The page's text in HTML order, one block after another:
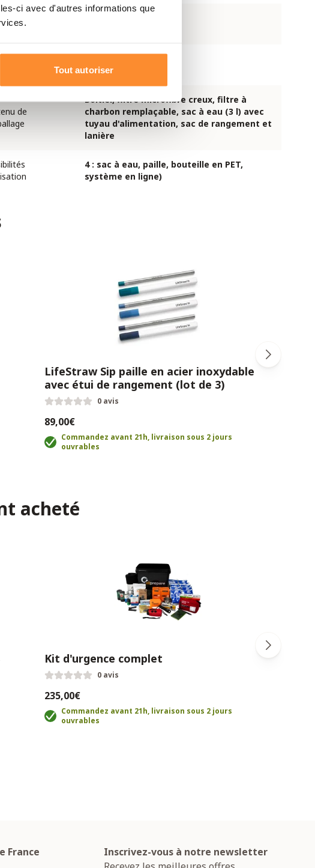
ci avec d'autres informations que
Tout autoriser
3 litres
de
Boîtier, filtre microfibre creux, filtre à
charbon remplaçable, sac à eau (3 l) avec
tuyau d'alimentation, sac de rangement et
lanière
4 : sac à eau, paille, bouteille en PET,
système en ligne)
LifeStraw Sip paille en acier inoxydable
avec étui de rangement (lot de 3)
0 avis
89,00€
Commandez avant 21h, livraison sous 2 jours
ouvrables
acheté
Kit d'urgence complet
0 avis
235,00€
Commandez avant 21h, livraison sous 2 jours
ouvrables
France
Inscrivez-vous à notre newsletter